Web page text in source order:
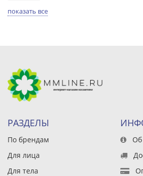
показать все
РАЗДЕЛЫ
По брендам
Для лица
Для тела
Об